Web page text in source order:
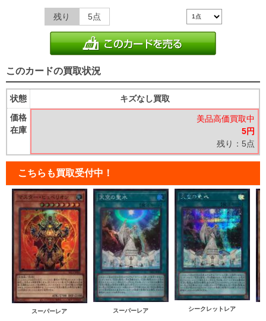
残り 5点
このカードの買取状況
状態
価格
在庫
キズなし買取
美品高価買取中
5円
残り：5点
こちらも買取受付中！
スーパーレア スーパーレア シークレットレア